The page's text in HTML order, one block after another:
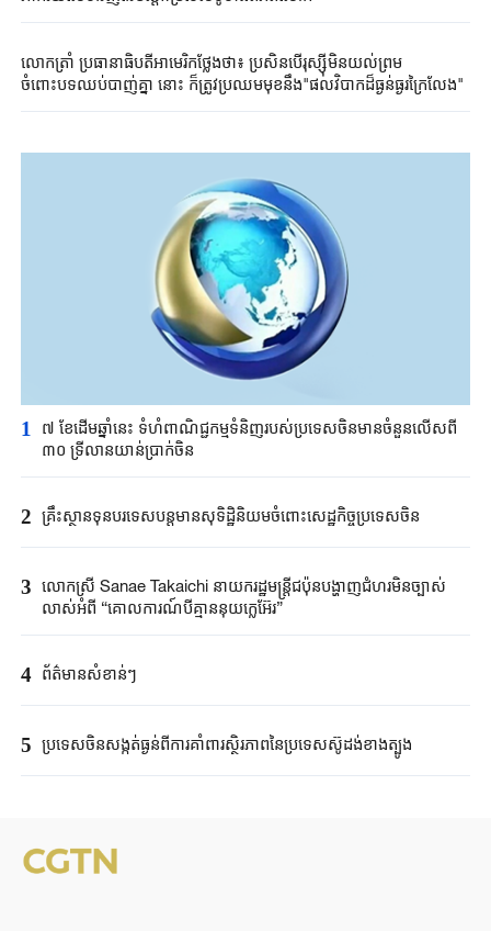
លោកត្រាំ ប្រធានាធិបតីអាមេរិកថ្លែងថា៖ ប្រសិនបើរុស្ស៊ីមិនយល់ព្រម
ចំពោះបទឈប់បាញ់គ្នា នោះ ក៏ត្រូវប្រឈមមុខនឹង"ផលវិបាកដ៏ធ្ងន់ធ្ងរក្រៃលែង"
1
៧ ខែដើមឆ្នាំនេះ ទំហំពាណិជ្ជកម្មទំនិញរបស់ប្រទេសចិនមានចំនួនលើសពី
៣០ ទ្រីលានយាន់ប្រាក់ចិន
2 គ្រឹះស្ថាន​ទុនបរទេស​បន្តមាន​សុទិដ្ឋិនិយម​ចំពោះសេដ្ឋកិច្ច​ប្រទេសចិន​​
3 លោកស្រី Sanae ​Takaichi ​នាយករដ្ឋមន្ត្រី​ជប៉ុន​បង្ហាញជំហរមិន​ច្បាស់​
លាស់​អំពី ​“គោលការណ៍បី​គ្មាននុយក្លេអ៊ែរ​”​
4 ព័ត៌មានសំខាន់ៗ
5 ប្រទេសចិនសង្កត់ធ្ងន់ពីការគាំពារស្ថិរភាពនៃប្រទេសស៊ូដង់ខាងត្បូង